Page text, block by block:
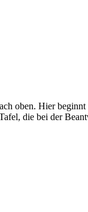
oben. Hier
die bei der